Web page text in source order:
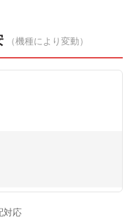
（機種により変動）
対応